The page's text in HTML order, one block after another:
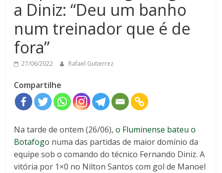
a Diniz: “Deu um banho
num treinador que é de
fora”
27/06/2022 Rafael Gutierrez
Compartilhe
Na tarde de ontem (26/06),o Fluminense bateu o
Botafogo numa das partidas de maior domínio da
equipe sob o comando do técnico Fernando Diniz. A
vitória por 1×0 no Nilton Santos com gol de Manoel